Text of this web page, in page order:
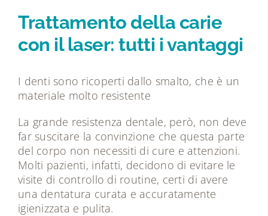
Dicono di noi
Magazine
Contatti
Trattamento della carie
con il laser: tutti i vantaggi
I denti sono ricoperti dallo smalto, che è un
materiale molto resistente
La grande resistenza dentale, però, non deve
far suscitare la convinzione che questa parte
del corpo non necessiti di cure e attenzioni.
Molti pazienti, infatti, decidono di evitare le
visite di controllo di routine, certi di avere
una dentatura curata e accuratamente
igienizzata e pulita.